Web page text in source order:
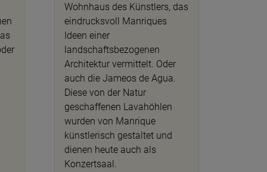
Wohnhaus des Künstlers, das
eindrucksvoll Manriques
Ideen einer
landschaftsbezogenen
Architektur vermittelt. Oder
auch die Jameos de Agua.
Diese von der Natur
geschaffenen Lavahöhlen
wurden von Manrique
künstlerisch gestaltet und
dienen heute auch als
Konzertsaal.